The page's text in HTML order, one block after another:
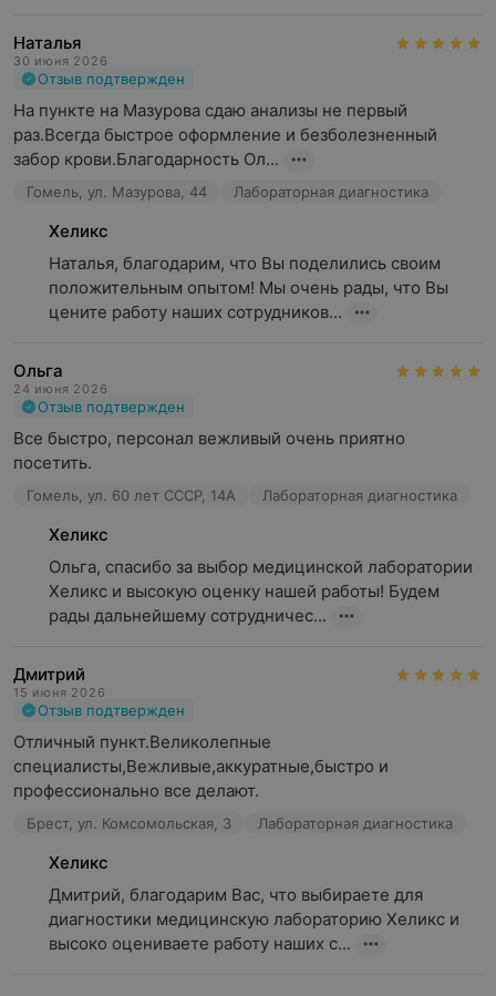
Наталья
30 июня 2026
Отзыв подтвержден
На пункте на Мазурова сдаю анализы не первый
раз.Всегда быстрое оформление и безболезненный
забор крови.Благодарность Ол...
Гомель, ул. Мазурова, 44 Лабораторная диагностика
Хеликс
Наталья, благодарим, что Вы поделились своим
положительным опытом! Мы очень рады, что Вы
цените работу наших сотрудников...
Ольга
24 июня 2026
Отзыв подтвержден
Все быстро, персонал вежливый очень приятно
посетить.
Гомель, ул. 60 лет СССР, 14А Лабораторная диагностика
Хеликс
Ольга, спасибо за выбор медицинской лаборатории
Хеликс и высокую оценку нашей работы! Будем
рады дальнейшему сотрудничес...
Дмитрий
15 июня 2026
Отзыв подтвержден
Отличный пункт.Великолепные
специалисты,Вежливые,аккуратные,быстро и
профессионально все делают.
Брест, ул. Комсомольская, 3 Лабораторная диагностика
Хеликс
Дмитрий, благодарим Вас, что выбираете для
диагностики медицинскую лабораторию Хеликс и
высоко оцениваете работу наших с...